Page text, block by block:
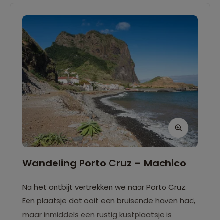
Wandeling Porto Cruz – Machico
Na het ontbijt vertrekken we naar Porto Cruz.
Een plaatsje dat ooit een bruisende haven had,
maar inmiddels een rustig kustplaatsje is